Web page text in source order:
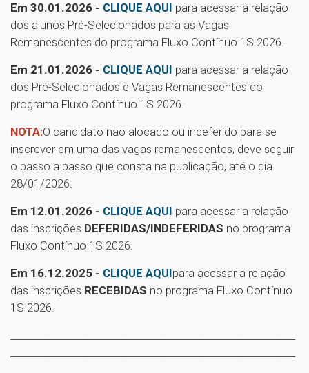
Em 30.01.2026 - CLIQUE AQUI para acessar a relação
dos alunos Pré-Selecionados para as Vagas
Remanescentes do programa Fluxo Contínuo 1S 2026.
Em 21.01.2026 - CLIQUE AQUI para acessar a relação
dos Pré-Selecionados e Vagas Remanescentes do
programa Fluxo Contínuo 1S 2026.
NOTA:O candidato não alocado ou indeferido para se
inscrever em uma das vagas remanescentes, deve seguir
o passo a passo que consta na publicação, até o dia
28/01/2026.
Em 12.01.2026 - CLIQUE AQUI para acessar a relação
das inscrições DEFERIDAS/INDEFERIDAS no programa
Fluxo Contínuo 1S 2026.
Em 16.12.2025 - CLIQUE AQUIpara acessar a relação
das inscrições RECEBIDAS no programa Fluxo Contínuo
1S 2026.